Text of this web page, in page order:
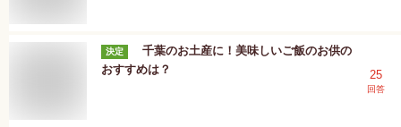
決定
千葉のお土産に！美味しいご飯のお供の
おすすめは？
25
回答